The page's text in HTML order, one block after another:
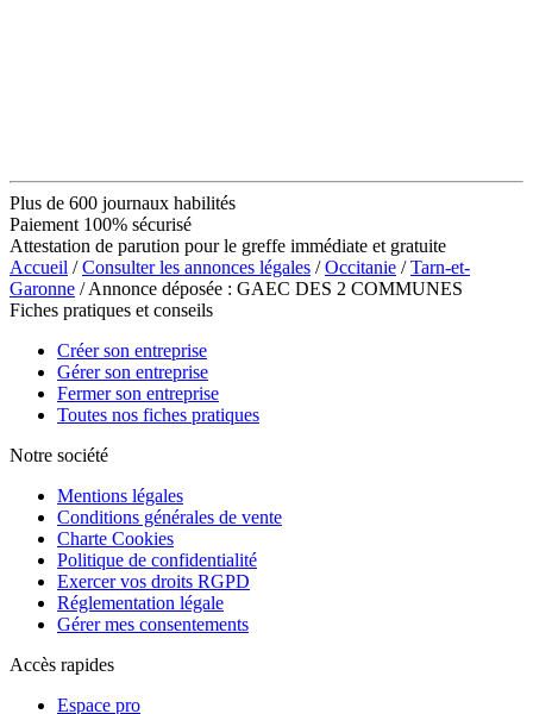
Plus de 600 journaux habilités
Paiement 100% sécurisé
Attestation de parution pour le greffe immédiate et gratuite
Accueil /Consulter les annonces légales /Occitanie /Tarn-et-
Garonne / Annonce déposée : GAEC DES 2 COMMUNES
Fiches pratiques et conseils
Créer son entreprise
Gérer son entreprise
Fermer son entreprise
Toutes nos fiches pratiques
Notre société
Mentions légales
Conditions générales de vente
Charte Cookies
Politique de confidentialité
Exercer vos droits RGPD
Réglementation légale
Gérer mes consentements
Accès rapides
Espace pro